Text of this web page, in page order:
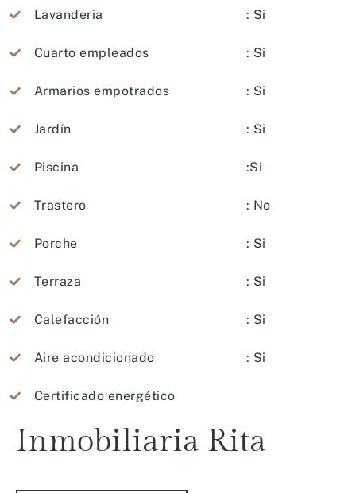
Lavanderia
Cuarto empleados
Armarios empotrados
Jardín
Piscina
: Si
: Si
: Si
: Si
:Si
Trastero
Porche
Terraza
Calefacción
Aire acondicionado
Certificado energético
: No
: Si
: Si
: Si
: Si
Inmobiliaria Rita